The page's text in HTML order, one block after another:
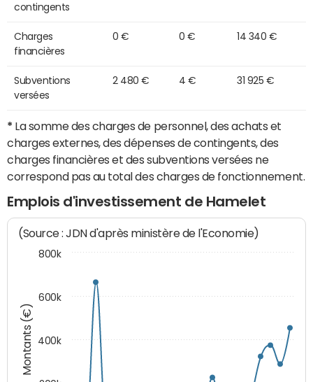
contingents
Charges
financières
0 € 0 € 14 340 €
Subventions
versées
2 480 € 4 € 31 925 €
* La somme des charges de personnel, des achats et
charges externes, des dépenses de contingents, des
charges financières et des subventions versées ne
correspond pas au total des charges de fonctionnement.
Emplois d'investissement de Hamelet
Montants (€)
(Source : JDN d'après ministère de l'Economie)
400k
600k
800k